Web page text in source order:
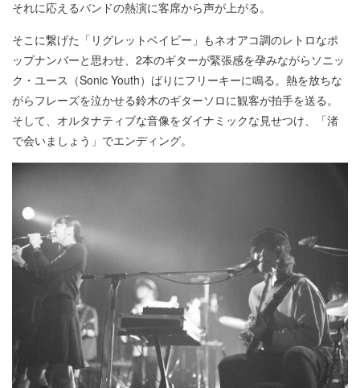
それに応えるバンドの熱演に客席から声が上がる。
そこに繋げた「リグレットベイビー」もネオアコ調のレトロなポ
ップナンバーと思わせ、2本のギターが緊張感を孕みながらソニッ
ク・ユース（Sonic Youth）ばりにフリーキーに鳴る。熱を放ちな
がらフレーズを泣かせる鈴木のギターソロに観客が拍手を送る。
そして、オルタナティブな音像をダイナミックな見せつけ、「渚
で会いましょう」でエンディング。